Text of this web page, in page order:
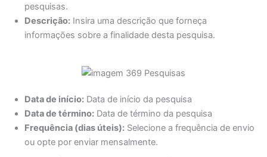
pesquisas.
Descrição:Insira uma descrição que forneça
informações sobre a finalidade desta pesquisa.
Data de início:Data de início da pesquisa
Data de término:Data de término da pesquisa
Frequência (dias úteis):Selecione a frequência de envio
ou opte por enviar mensalmente.